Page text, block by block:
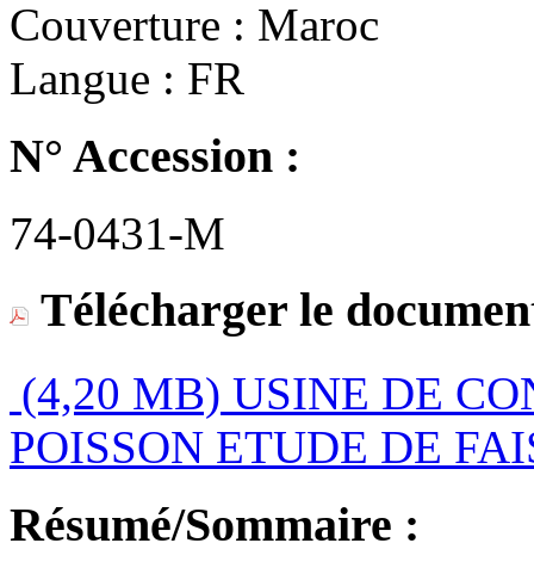
Couverture : Maroc
Langue : FR
N° Accession :
74-0431-M
Télécharger le
(4,20 MB) USINE DE
POISSON ETUDE DE
Résumé/Sommaire :